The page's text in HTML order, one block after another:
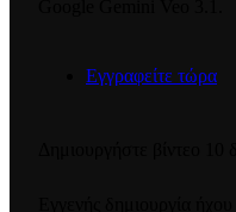
Εγγραφείτε τώρα